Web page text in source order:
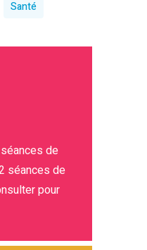
Santé
de
séances de
pour